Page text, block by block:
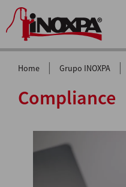
Home | Grupo INOXPA |
Compliance